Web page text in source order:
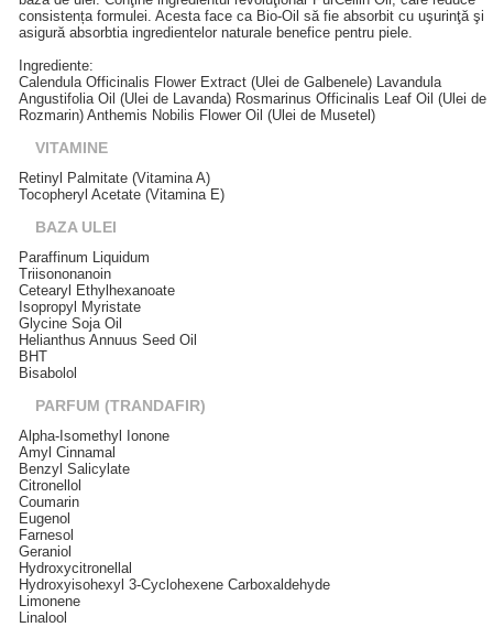
consistența formulei. Acesta face ca Bio‑Oil să fie absorbit cu uşurinţă şi
asigură absorbtia ingredientelor naturale benefice pentru piele.
Ingrediente:
Calendula Officinalis Flower Extract (Ulei de Galbenele) Lavandula
Angustifolia Oil (Ulei de Lavanda) Rosmarinus Officinalis Leaf Oil (Ulei de
Rozmarin) Anthemis Nobilis Flower Oil (Ulei de Musetel)
VITAMINE
Retinyl Palmitate (Vitamina A)
Tocopheryl Acetate (Vitamina E)
BAZA ULEI
Paraffinum Liquidum
Triisononanoin
Cetearyl Ethylhexanoate
Isopropyl Myristate
Glycine Soja Oil
Helianthus Annuus Seed Oil
BHT
Bisabolol
PARFUM (TRANDAFIR)
Alpha-Isomethyl Ionone
Amyl Cinnamal
Benzyl Salicylate
Citronellol
Coumarin
Eugenol
Farnesol
Geraniol
Hydroxycitronellal
Hydroxyisohexyl 3-Cyclohexene Carboxaldehyde
Limonene
Linalool